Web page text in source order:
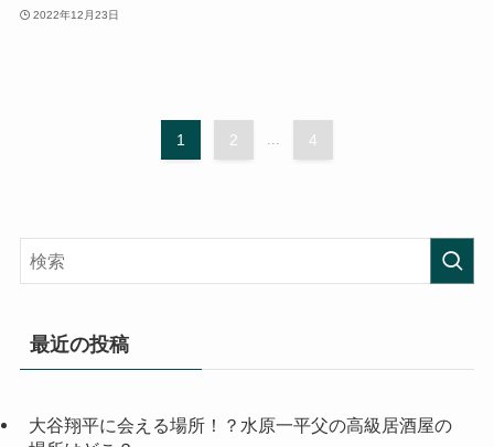
2022年12月23日
1 2 ... 4
最近の投稿
大谷翔平に会える場所！？水原一平父の高級居酒屋の